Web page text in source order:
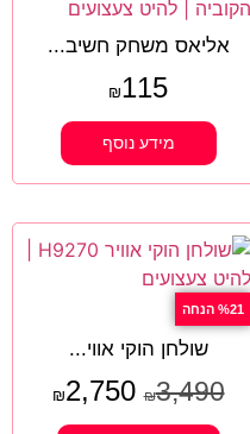
אליאס משחק חשיב...
₪115
מידע נוסף
%21 הנחה
שולחן הוקי אווי...
₪3,490
₪2,750